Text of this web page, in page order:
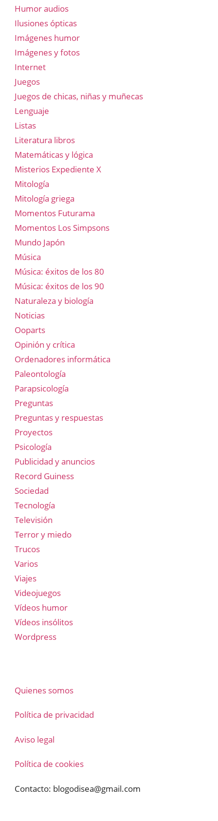
Humor audios
Ilusiones ópticas
Imágenes humor
Imágenes y fotos
Internet
Juegos
Juegos de chicas, niñas y muñecas
Lenguaje
Listas
Literatura libros
Matemáticas y lógica
Misterios Expediente X
Mitología
Mitología griega
Momentos Futurama
Momentos Los Simpsons
Mundo Japón
Música
Música: éxitos de los 80
Música: éxitos de los 90
Naturaleza y biología
Noticias
Ooparts
Opinión y crítica
Ordenadores informática
Paleontología
Parapsicología
Preguntas
Preguntas y respuestas
Proyectos
Psicología
Publicidad y anuncios
Record Guiness
Sociedad
Tecnología
Televisión
Terror y miedo
Trucos
Varios
Viajes
Videojuegos
Vídeos humor
Vídeos insólitos
Wordpress
Quienes somos
Política de privacidad
Aviso legal
Política de cookies
Contacto: blogodisea@gmail.com